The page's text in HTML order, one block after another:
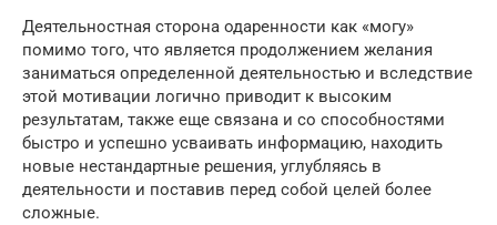
Деятельностная сторона одаренности как «могу»
помимо того, что является продолжением желания
заниматься определенной деятельностью и вследствие
этой мотивации логично приводит к высоким
результатам, также еще связана и со способностями
быстро и успешно усваивать информацию, находить
новые нестандартные решения, углубляясь в
деятельности и поставив перед собой целей более
сложные.